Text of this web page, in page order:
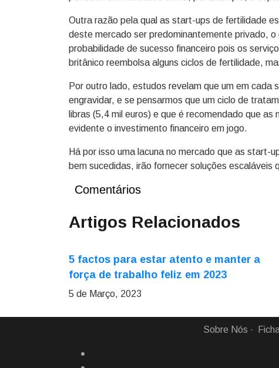
Outra razão pela qual as start-ups de fertilidade
deste mercado ser predominantemente privado, o
probabilidade de sucesso financeiro pois os
britânico reembolsa alguns ciclos de fertilidade,
Por outro lado, estudos revelam que um em
engravidar, e se pensarmos que um ciclo de
libras (5,4 mil euros) e que é recomendado que
evidente o investimento financeiro em jogo.
Há por isso uma lacuna no mercado que as start-
bem sucedidas, irão fornecer soluções escaláveis
Comentários
Artigos Relacionados
5 factos para estar atento e manter a
força de trabalho feliz em 2023
5 de Março, 2023
Sobre Nós